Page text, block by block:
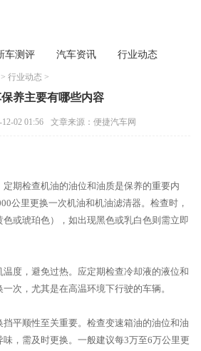
车测评 汽车资讯 行业动态
> 行业动态 >
养主要有哪些内容
02 01:56 文章来源：便捷汽车网
期检查机油的油位和油质是保养的重要内
公里更换一次机油和机油滤清器。检查时，
或琥珀色），如出现黑色或乳白色则需立即
度，避免过热。应定期检查冷却液的液位和
次，尤其是在高温环境下行驶的车辆。
平顺性至关重要。检查变速箱油的油位和油
，需及时更换。一般建议每3万至6万公里更